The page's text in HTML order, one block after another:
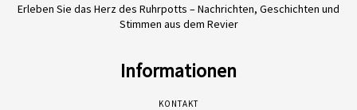
Erleben Sie das Herz des Ruhrpotts – Nachrichten, Geschichten und
Stimmen aus dem Revier
Informationen
KONTAKT